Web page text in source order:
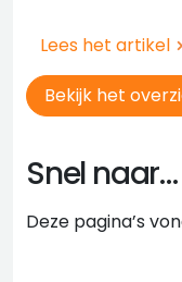
Lees het artikel
Bekijk het
Snel naar…
Deze pagina’s